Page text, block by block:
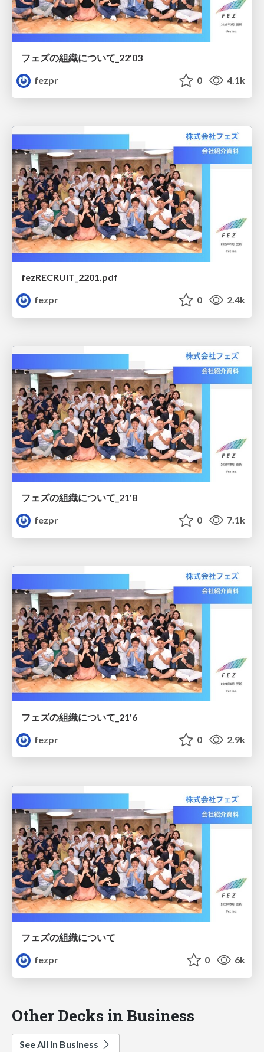
フェズの組織について_22'03
fezpr
0 4.1k
fezRECRUIT_2201.pdf
fezpr
0 2.4k
フェズの組織について_21'8
fezpr
0 7.1k
フェズの組織について_21'6
fezpr
0 2.9k
フェズの組織について
fezpr
0 6k
Other Decks in Business
See All in Business